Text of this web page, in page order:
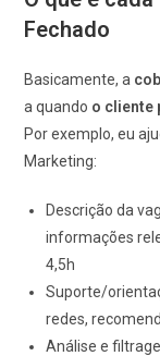
Fechado
Basicamente, a
a quando o cliente
Por exemplo, eu
Marketing:
Descrição da
informações
4,5h
Suporte/
redes,
Análise e